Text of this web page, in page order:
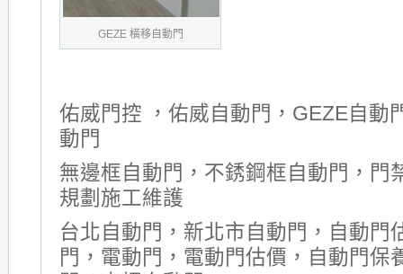
GEZE 橫移自動門
佑威門控 ，佑威自動門，GEZE自動
動門
無邊框自動門，不銹鋼框自動門，門
規劃施工維護
台北自動門，新北市自動門，自動門
門，電動門，電動門估價，自動門保